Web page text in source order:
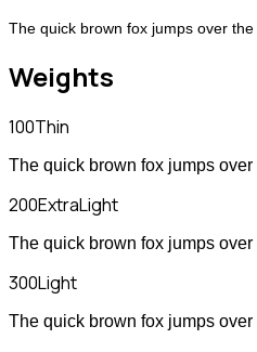
The quick brown fox jumps over the
Weights
100Thin
The quick brown fox jumps over
200ExtraLight
The quick brown fox jumps over
300Light
The quick brown fox jumps over